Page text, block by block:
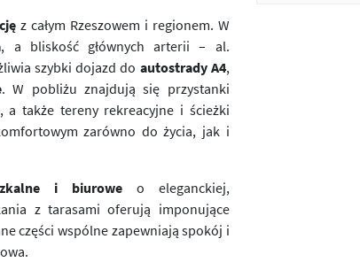
z całym Rzeszowem i regionem. W
, a bliskość głównych arterii – al.
szybki dojazd do autostrady A4,
. W pobliżu znajdują się przystanki
a także tereny rekreacyjne i ścieżki
zarówno do życia, jak i
i biuroweo eleganckiej,
z tarasami oferują imponujące
części wspólne zapewniają spokój i